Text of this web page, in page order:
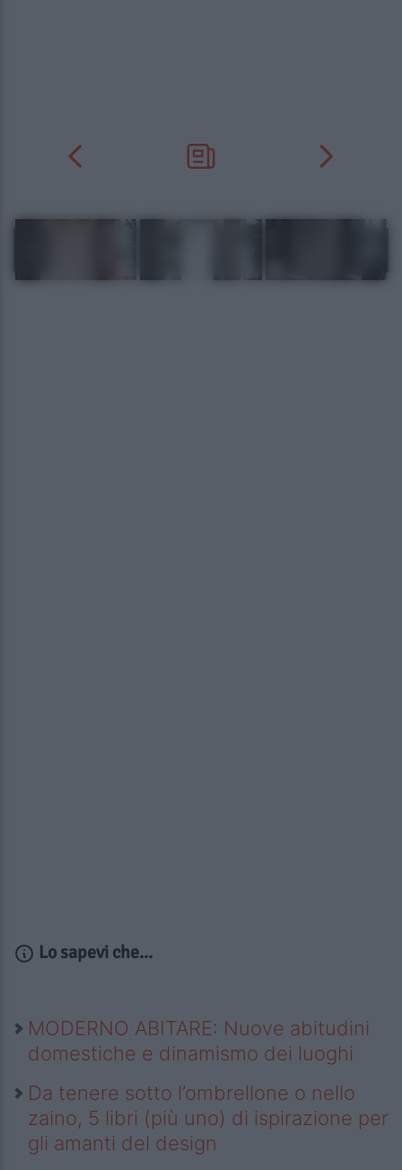
Lo sapevi che...
MODERNO ABITARE: Nuove abitudini
domestiche e dinamismo dei luoghi
Da tenere sotto l’ombrellone o nello
zaino, 5 libri (più uno) di ispirazione per
gli amanti del design